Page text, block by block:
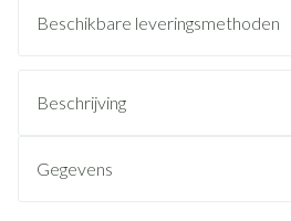
Beschikbare leveringsmethoden
Beschrijving
Gegevens